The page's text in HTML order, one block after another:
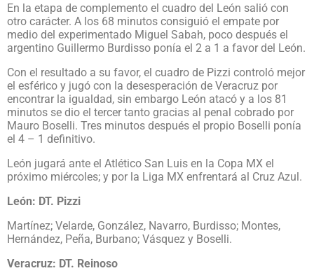
En la etapa de complemento el cuadro del León salió con
otro carácter. A los 68 minutos consiguió el empate por
medio del experimentado Miguel Sabah, poco después el
argentino Guillermo Burdisso ponía el 2 a 1 a favor del León.
Con el resultado a su favor, el cuadro de Pizzi controló mejor
el esférico y jugó con la desesperación de Veracruz por
encontrar la igualdad, sin embargo León atacó y a los 81
minutos se dio el tercer tanto gracias al penal cobrado por
Mauro Boselli. Tres minutos después el propio Boselli ponía
el 4 – 1 definitivo.
León jugará ante el Atlético San Luis en la Copa MX el
próximo miércoles; y por la Liga MX enfrentará al Cruz Azul.
León: DT. Pizzi
Martínez; Velarde, González, Navarro, Burdisso; Montes,
Hernández, Peña, Burbano; Vásquez y Boselli.
Veracruz: DT. Reinoso